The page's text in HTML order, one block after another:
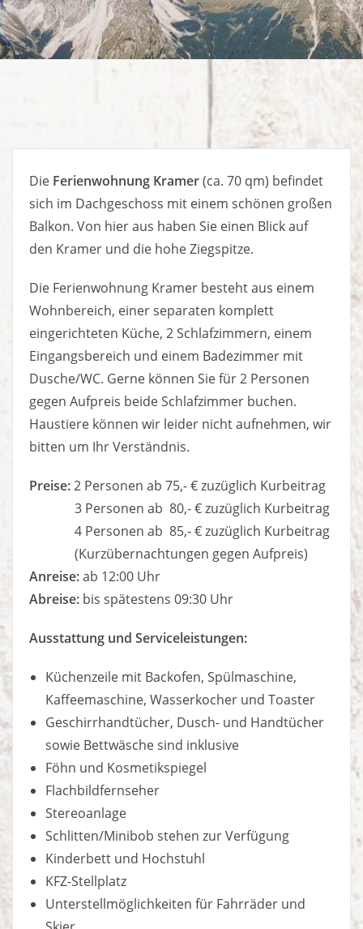
Die Ferienwohnung Kramer(ca. 70 qm) befindet
sich im Dachgeschoss mit einem schönen großen
Balkon. Von hier aus haben Sie einen Blick auf
den Kramer und die hohe Ziegspitze.
Die Ferienwohnung Kramer besteht aus einem
Wohnbereich, einer separaten komplett
eingerichteten Küche, 2 Schlafzimmern, einem
Eingangsbereich und einem Badezimmer mit
Dusche/WC. Gerne können Sie für 2 Personen
gegen Aufpreis beide Schlafzimmer buchen.
Haustiere können wir leider nicht aufnehmen, wir
bitten um Ihr Verständnis.
Preise:2 Personen ab 75,- € zuzüglich Kurbeitrag
3 Personen ab 80,- € zuzüglich Kurbeitrag
4 Personen ab 85,- € zuzüglich Kurbeitrag
(Kurzübernachtungen gegen Aufpreis)
Anreise:ab 12:00 Uhr
Abreise: bis spätestens 09:30 Uhr
Ausstattung und Serviceleistungen:
Küchenzeile mit Backofen, Spülmaschine,
Kaffeemaschine, Wasserkocher und Toaster
Geschirrhandtücher, Dusch- und Handtücher
sowie Bettwäsche sind inklusive
Föhn und Kosmetikspiegel
Flachbildfernseher
Stereoanlage
Schlitten/Minibob stehen zur Verfügung
Kinderbett und Hochstuhl
KFZ-Stellplatz
Unterstellmöglichkeiten für Fahrräder und